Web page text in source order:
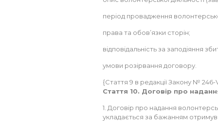
період провадження
права та обов’язки сторін;
відповідальність за заподіяння
умови розірвання договору.
{Стаття 9 в редакції Закону № 246-
Стаття 10. Договір про
1. Договір про надання
укладається за бажанням